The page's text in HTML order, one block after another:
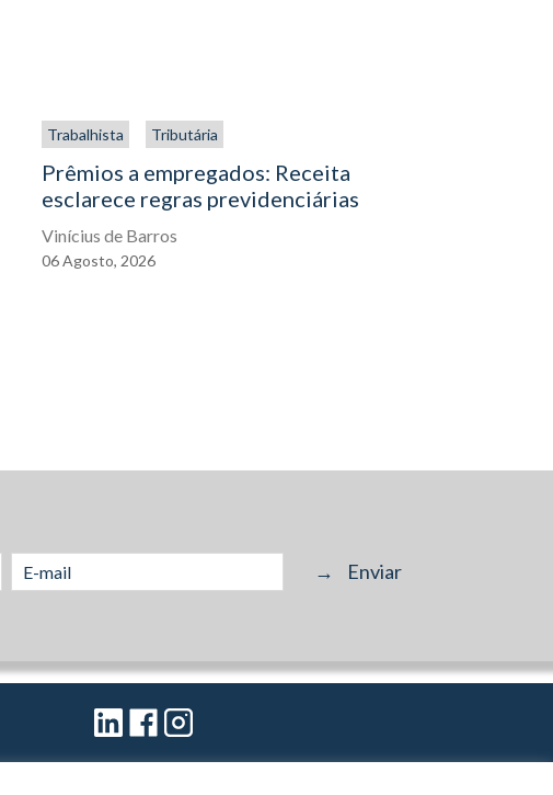
Trabalhista Tributária
Prêmios a empregados: Receita
esclarece regras previdenciárias
Vinícius de Barros
06Agosto, 2026